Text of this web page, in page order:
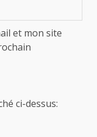
et mon site
ci-dessus: